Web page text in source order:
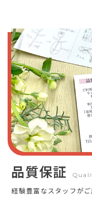
品質保証
経験豊富なスタッフが